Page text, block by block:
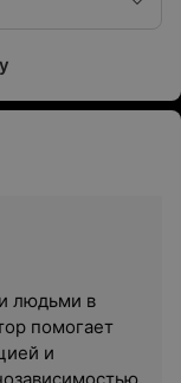
людьми в
помогает
и